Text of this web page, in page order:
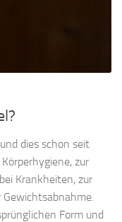
dies schon seit
zur
Krankheiten, zur
Form und